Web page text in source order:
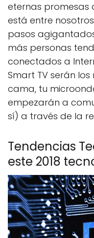
eternas promesas
está entre
pasos
más personas
conectados a
Smart TV serán
cama, tu
empezarán a
sí) a través de la
Tendencias
este 2018